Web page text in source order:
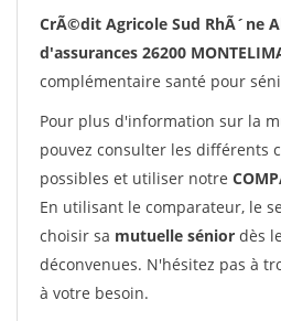
CrÃ©dit Agricole Sud RhÃ´ne
d'assurances 26200
complémentaire santé pour
Pour plus d'information sur la
pouvez consulter les différents
possibles et utiliser notre
En utilisant le comparateur, le
choisir sa mutuelle sénior dès
déconvenues. N'hésitez pas à
à votre besoin.